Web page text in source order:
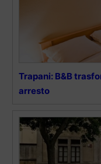
Trapani: B&B
arresto